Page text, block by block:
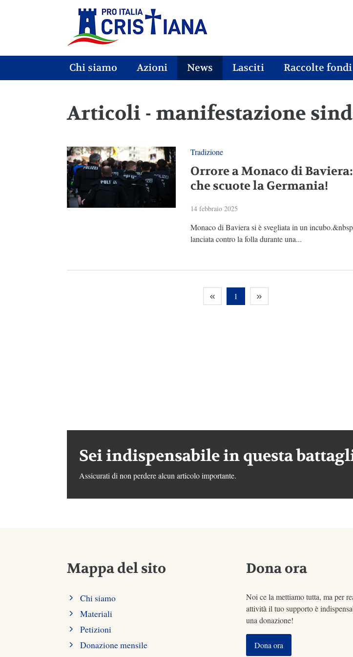
Chi siamo Azioni News Lasciti Raccolte fondi
Articoli - manifestazione
Tradizione
Orrore a Monaco di
che scuote la Germania!
14 febbraio 2025
Monaco di Baviera si è svegliata in un
lanciata contro la folla durante una...
1
Sei indispensabile in questa
Assicurati di non perdere alcun articolo importante.
Mappa del sito
Chi siamo
Materiali
Petizioni
Donazione mensile
Dona ora
Noi ce la mettiamo tutta, ma per
attività il tuo supporto è
una donazione!
Dona ora